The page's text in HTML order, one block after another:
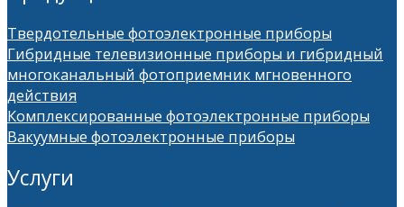
Твердотельные фотоэлектронные приборы
Гибридные телевизионные приборы и гибридный
многоканальный фотоприемник мгновенного
действия
Комплексированные фотоэлектронные приборы
Вакуумные фотоэлектронные приборы
Услуги